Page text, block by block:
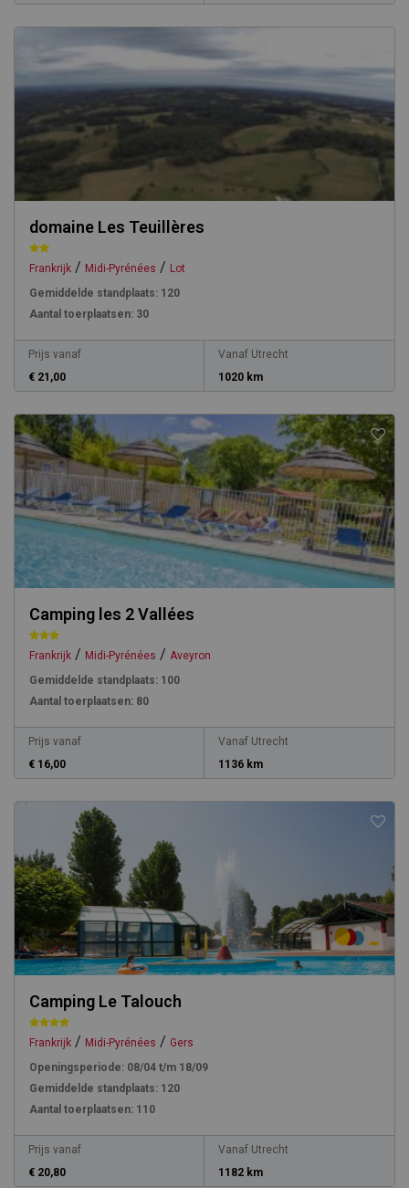
domaine Les Teuillères
Frankrijk / Midi-Pyrénées / Lot
Gemiddelde standplaats: 120
Aantal toerplaatsen: 30
Prijs vanaf
€ 21,00
Vanaf Utrecht
1020 km
Camping les 2 Vallées
Frankrijk / Midi-Pyrénées / Aveyron
Gemiddelde standplaats: 100
Aantal toerplaatsen: 80
Prijs vanaf
€ 16,00
Vanaf Utrecht
1136 km
Camping Le Talouch
Frankrijk / Midi-Pyrénées / Gers
Openingsperiode: 08/04 t/m 18/09
Gemiddelde standplaats: 120
Aantal toerplaatsen: 110
Prijs vanaf
€ 20,80
Vanaf Utrecht
1182 km